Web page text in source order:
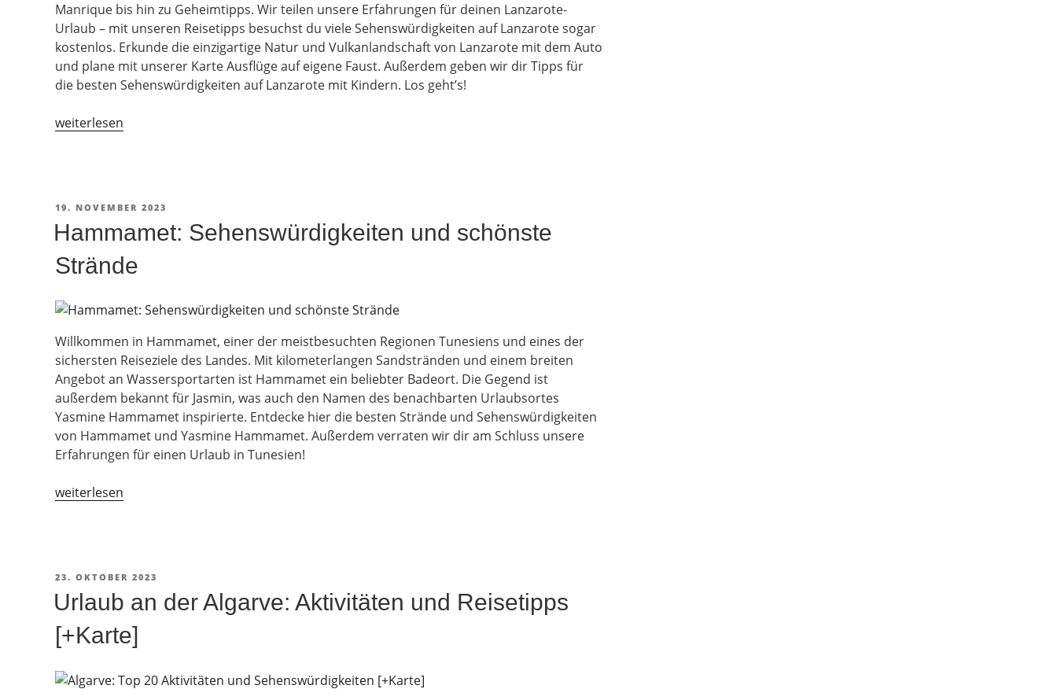
Manrique bis hin zu Geheimtipps. Wir teilen unsere Erfahrungen für deinen Lanzarote-
Urlaub – mit unseren Reisetipps besuchst du viele Sehenswürdigkeiten auf Lanzarote sogar
kostenlos. Erkunde die einzigartige Natur und Vulkanlandschaft von Lanzarote mit dem Auto
und plane mit unserer Karte Ausflüge auf eigene Faust. Außerdem geben wir dir Tipps für
die besten Sehenswürdigkeiten auf Lanzarote mit Kindern. Los geht’s!
„Sehenswürdigkeiten
weiterlesen
VERÖFFENTLICHT
19. NOVEMBER 2023
Hammamet: Sehenswürdigkeiten und schönste
Strände
Willkommen in Hammamet, einer der meistbesuchten Regionen Tunesiens und eines der
sichersten Reiseziele des Landes. Mit kilometerlangen Sandstränden und einem breiten
Angebot an Wassersportarten ist Hammamet ein beliebter Badeort. Die Gegend ist
außerdem bekannt für Jasmin, was auch den Namen des benachbarten Urlaubsortes
Yasmine Hammamet inspirierte. Entdecke hier die besten Strände und Sehenswürdigkeiten
von Hammamet und Yasmine Hammamet. Außerdem verraten wir dir am Schluss unsere
Erfahrungen für einen Urlaub in Tunesien!
„Hammamet:
weiterlesen
VERÖFFENTLICHT
23. OKTOBER 2023
Urlaub an der Algarve: Aktivitäten und Reisetipps
[+Karte]